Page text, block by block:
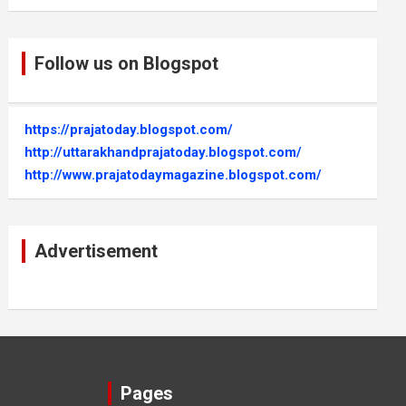
Follow us on Blogspot
https://prajatoday.blogspot.com/
http://uttarakhandprajatoday.blogspot.com/
http://www.prajatodaymagazine.blogspot.com/
Advertisement
Pages